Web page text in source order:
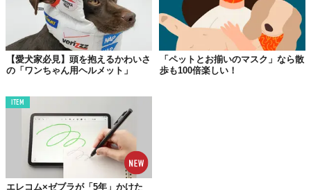
【愛犬家必見】頭を抱えるかわいさ
の「ワンちゃん用ヘルメット」
「ペットとお揃いのマスク」なら散
歩も100倍楽しい！
ITEM
エレコム×ゼブラが「5年」かけた